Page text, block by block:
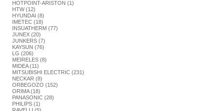
HOTPOINT-ARISTON (1)
HTW (12)
HYUNDAI (8)
IMETEC (18)
INSUATHERM (77)
JUNEX (20)
JUNKERS (7)
KAYSUN (76)
LG (206)
MEIRELES (8)
MIDEA (11)
MITSUBISHI ELECTRIC (231)
NECKAR (8)
ORBEGOZO (152)
ORIMA (18)
PANASONIC (28)
PHILIPS (1)